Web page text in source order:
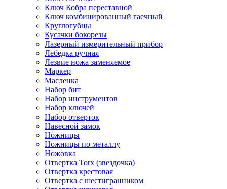
Ключ Кобра переставной
Ключ комбинированный гаечный
Круглогубцы
Кусачки бокорезы
Лазерный измерительный прибор
Лебедка ручная
Лезвие ножа заменяемое
Маркер
Масленка
Набор бит
Набор инструментов
Набор ключей
Набор отверток
Навесной замок
Ножницы
Ножницы по металлу
Ножовка
Отвертка Torx (звездочка)
Отвертка крестовая
Отвертка с шестигранником